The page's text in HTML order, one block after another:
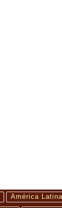
América Latina